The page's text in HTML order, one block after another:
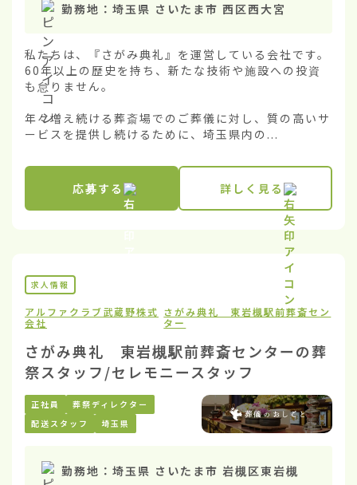
勤務地： 埼玉県 さいたま市 西区西大宮
私たちは、『さがみ典礼』を運営している会社です。
60年以上の歴史を持ち、新たな技術や施設への投資
も怠りません。
年々増え続ける葬斎場でのご葬儀に対し、質の高いサ
ービスを提供し続けるために、埼玉県内の...
応募する 詳しく見る
求人情報
アルファクラブ武蔵野株式
会社
さがみ典礼 東岩槻駅前葬斎セン
ター
さがみ典礼 東岩槻駅前葬斎センターの葬
祭スタッフ/セレモニースタッフ
正社員
葬祭ディレクター
配送スタッフ
埼玉県
勤務地： 埼玉県 さいたま市 岩槻区東岩槻